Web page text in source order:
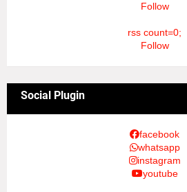
Follow
rss count=0;
Follow
Social Plugin
facebook
whatsapp
instagram
youtube